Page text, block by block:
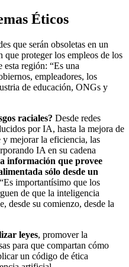
Éticos
que serán obsoletas en un
proteger los empleos de los
esta región: “Es una
empleadores, los
de educación, ONGs y
raciales? Desde redes
por IA, hasta la mejora de
mejorar la eficiencia, las
IA en su cadena
información que provee
sólo desde un
“Es importantísimo que los
de que la inteligencia
desde su comienzo, desde la
leyes, promover la
para que compartan cómo
un código de ética